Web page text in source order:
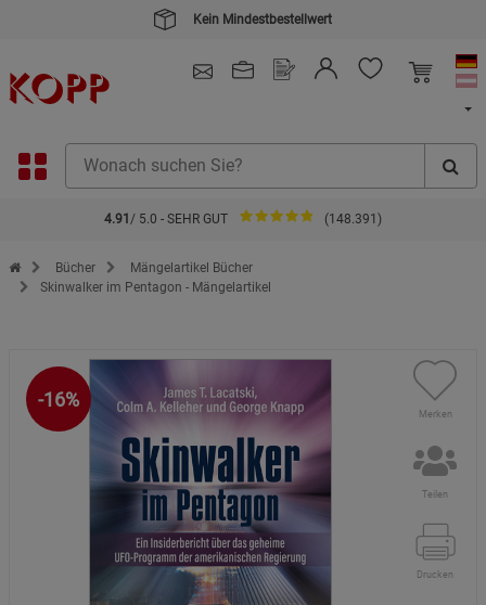
Kein Mindestbestellwert
4.91 / 5.0 - SEHR GUT (148.391)
Zur Startseite des Kopp Verlag Online-Shop
Bücher
Mängelartikel Bücher
Skinwalker im Pentagon - Mängelartikel
-16%
Merken
Teilen
Drucken